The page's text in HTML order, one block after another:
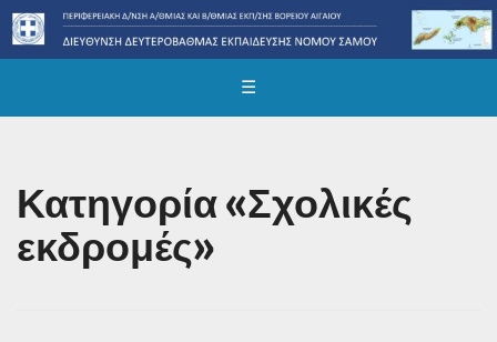
☰
Κατηγορία «Σχολικές
εκδρομές»